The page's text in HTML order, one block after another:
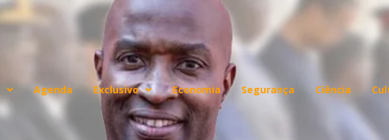
Agenda Exclusivo Economia Segurança Ciência